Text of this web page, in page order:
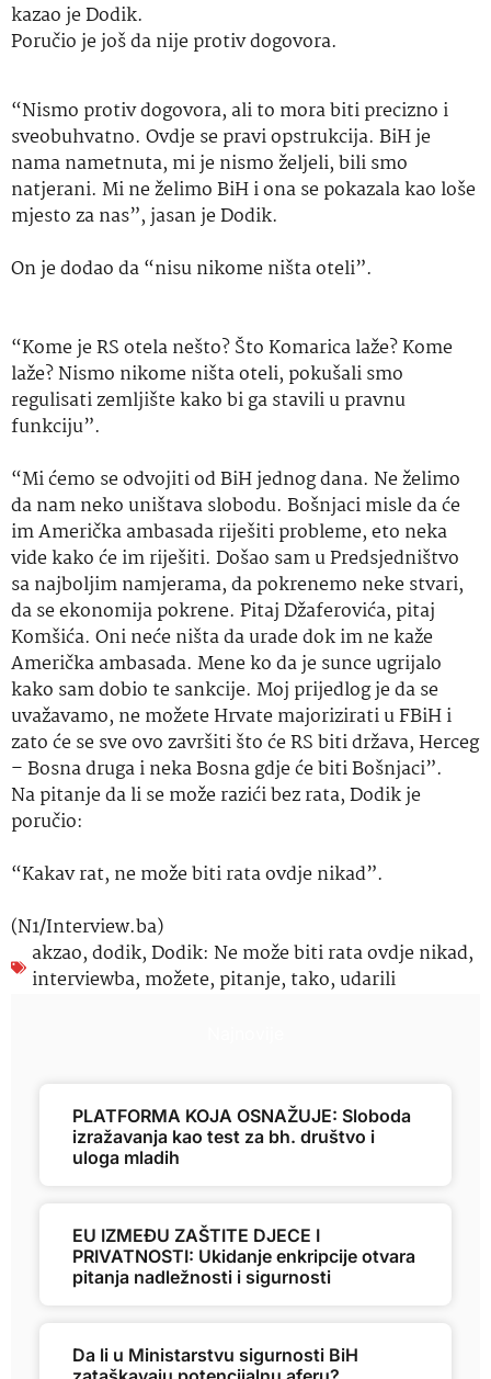
kazao je Dodik.
Poručio je još da nije protiv dogovora.
“Nismo protiv dogovora, ali to mora biti precizno i
sveobuhvatno. Ovdje se pravi opstrukcija. BiH je
nama nametnuta, mi je nismo željeli, bili smo
natjerani. Mi ne želimo BiH i ona se pokazala kao loše
mjesto za nas”, jasan je Dodik.
On je dodao da “nisu nikome ništa oteli”.
“Kome je RS otela nešto? Što Komarica laže? Kome
laže? Nismo nikome ništa oteli, pokušali smo
regulisati zemljište kako bi ga stavili u pravnu
funkciju”.
“Mi ćemo se odvojiti od BiH jednog dana. Ne želimo
da nam neko uništava slobodu. Bošnjaci misle da će
im Američka ambasada riješiti probleme, eto neka
vide kako će im riješiti. Došao sam u Predsjedništvo
sa najboljim namjerama, da pokrenemo neke stvari,
da se ekonomija pokrene. Pitaj Džaferovića, pitaj
Komšića. Oni neće ništa da urade dok im ne kaže
Američka ambasada. Mene ko da je sunce ugrijalo
kako sam dobio te sankcije. Moj prijedlog je da se
uvažavamo, ne možete Hrvate majorizirati u FBiH i
zato će se sve ovo završiti što će RS biti država, Herceg
– Bosna druga i neka Bosna gdje će biti Bošnjaci”.
Na pitanje da li se može razići bez rata, Dodik je
poručio:
“Kakav rat, ne može biti rata ovdje nikad”.
(N1/Interview.ba)
akzao,dodik,Dodik: Ne može biti rata ovdje nikad,
interviewba, možete, pitanje, tako, udarili
PLATFORMA KOJA OSNAŽUJE: Sloboda
izražavanja kao test za bh. društvo i
uloga mladih
EU IZMEĐU ZAŠTITE DJECE I
PRIVATNOSTI: Ukidanje enkripcije otvara
pitanja nadležnosti i sigurnosti
Da li u Ministarstvu sigurnosti BiH